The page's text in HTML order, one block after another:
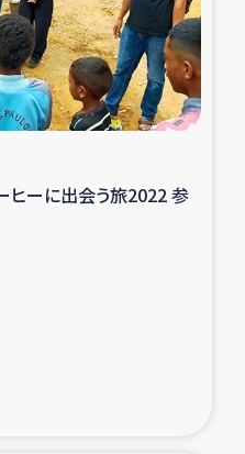
ヒーに出会う旅2022 参